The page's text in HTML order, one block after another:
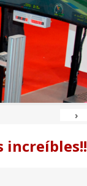
›
increíbles!!